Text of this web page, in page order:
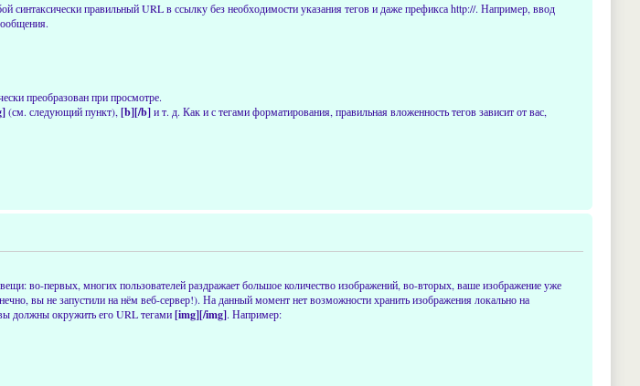
синтаксически правильный URL в ссылку без необходимости указания тегов и даже префикса http://. Например, ввод
преобразован при просмотре.
(см. следующий пункт), [b][/b]и т. д. Как и с тегами форматирования, правильная вложенность тегов зависит от вас,
во-первых, многих пользователей раздражает большое количество изображений, во-вторых, ваше изображение уже
вы не запустили на нём веб-сервер!). На данный момент нет возможности хранить изображения локально на
должны окружить его URL тегами[img][/img]. Например: